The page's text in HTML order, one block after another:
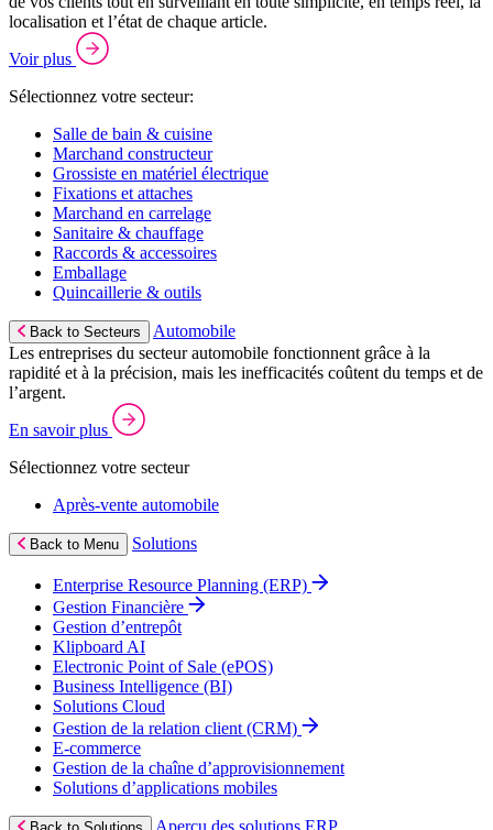
localisation et l’état de chaque article.
Voir plus
Sélectionnez votre secteur:
Salle de bain & cuisine
Marchand constructeur
Grossiste en matériel électrique
Fixations et attaches
Marchand en carrelage
Sanitaire & chauffage
Raccords & accessoires
Emballage
Quincaillerie & outils
Back to Secteurs
Automobile
Les entreprises du secteur automobile fonctionnent grâce à la
rapidité et à la précision, mais les inefficacités coûtent du temps et de
l’argent.
En savoir plus
Sélectionnez votre secteur
Après‑vente automobile
Back to Menu Solutions
Enterprise Resource Planning (ERP)
Gestion Financière
Gestion d’entrepôt
Klipboard AI
Electronic Point of Sale (ePOS)
Business Intelligence (BI)
Solutions Cloud
Gestion de la relation client (CRM)
E‑commerce
Gestion de la chaîne d’approvisionnement
Solutions d’applications mobiles
Aperçu des solutions ERP